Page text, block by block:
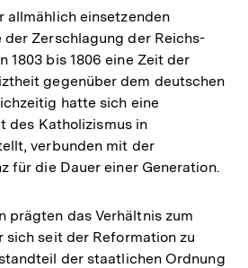
allmählich einsetzenden
der Zerschlagung der Reichs-
1803 bis 1806 eine Zeit der
gegenüber dem deutschen
hatte sich eine
des Katholizismus in
verbunden mit der
für die Dauer einer Generation.
prägten das Verhältnis zum
sich seit der Reformation zu
der staatlichen Ordnung